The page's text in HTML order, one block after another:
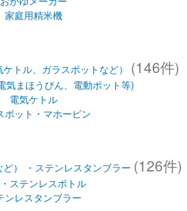
家庭用精米機
トル、ガラスポットなど） (146件)
気まほうびん、電動ポット等)
電気ケトル
ポット・マホービン
） ・ステンレスタンブラー (126件)
ステンレスボトル
ンレスタンブラー